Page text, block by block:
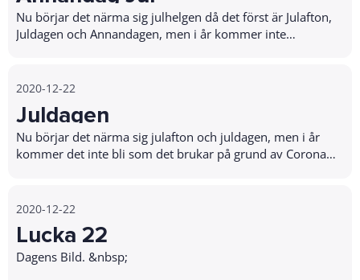
Nu börjar det närma sig julhelgen då det först är Julafton,
Juldagen och Annandagen, men i år kommer inte
2020-12-22
Juldagen
Nu börjar det närma sig julafton och juldagen, men i år
kommer det inte bli som det brukar på grund av Corona
2020-12-22
Lucka 22
Dagens Bild. &nbsp;